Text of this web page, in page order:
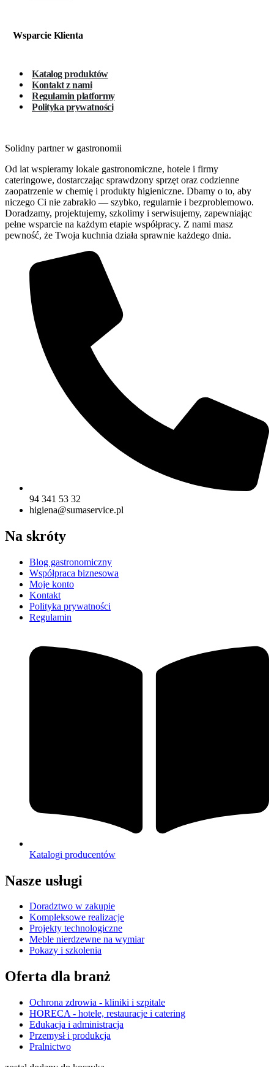
Wsparcie Klienta
Katalog produktów
Kontakt z nami
Regulamin platformy
Polityka prywatności
Solidny partner w gastronomii
Od lat wspieramy lokale gastronomiczne, hotele i firmy
cateringowe, dostarczając sprawdzony sprzęt oraz codzienne
zaopatrzenie w chemię i produkty higieniczne. Dbamy o to, aby
niczego Ci nie zabrakło — szybko, regularnie i bezproblemowo.
Doradzamy, projektujemy, szkolimy i serwisujemy, zapewniając
pełne wsparcie na każdym etapie współpracy. Z nami masz
pewność, że Twoja kuchnia działa sprawnie każdego dnia.
94 341 53 32
higiena@sumaservice.pl
Na skróty
Blog gastronomiczny
Współpraca biznesowa
Moje konto
Kontakt
Polityka prywatności
Regulamin
Katalogi producentów
Nasze usługi
Doradztwo w zakupie
Kompleksowe realizacje
Projekty technologiczne
Meble nierdzewne na wymiar
Pokazy i szkolenia
Oferta dla branż
Ochrona zdrowia - kliniki i szpitale
HORECA - hotele, restauracje i catering
Edukacja i administracja
Przemysł i produkcja
Pralnictwo